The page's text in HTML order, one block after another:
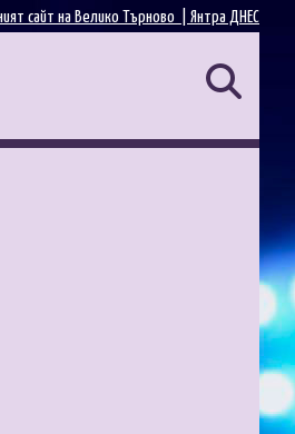
Янтра ДНЕС
сайт на Велико Търново |